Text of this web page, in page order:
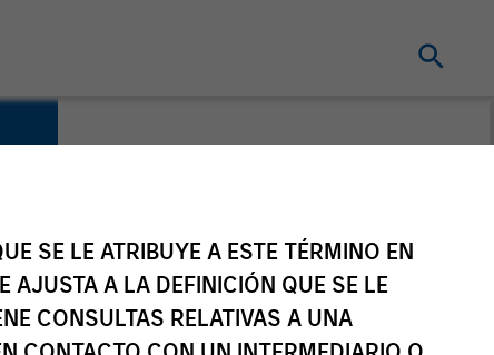
SE LE ATRIBUYE A ESTE TÉRMINO EN
AJUSTA A LA DEFINICIÓN QUE SE LE
CONSULTAS RELATIVAS A UNA